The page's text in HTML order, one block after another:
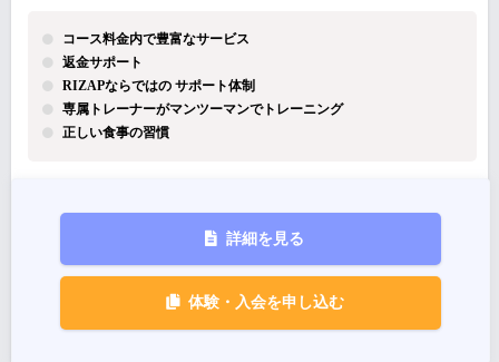
コース料金内で豊富なサービス
返金サポート
RIZAPならではの サポート体制
専属トレーナーがマンツーマンでトレーニング
正しい食事の習慣
詳細を見る
体験・入会を申し込む